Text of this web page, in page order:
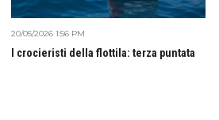
20/05/2026 1:56 PM
I crocieristi della flottila: terza puntata